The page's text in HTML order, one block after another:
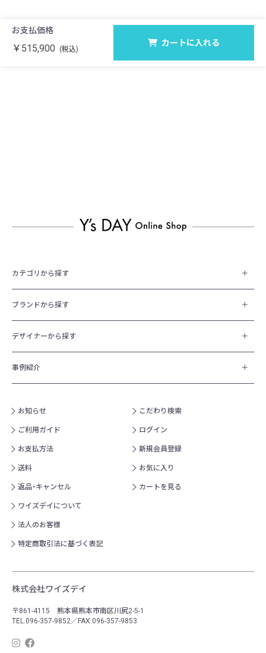
お支払価格
￥515,900 (税込)
カートに入れる
カテゴリから探す
ブランドから探す
デザイナーから探す
事例紹介
お知らせ
ご利用ガイド
お支払方法
送料
返品・キャンセル
ワイズデイについて
法人のお客様
特定商取引法に基づく表記
こだわり検索
ログイン
新規会員登録
お気に入り
カートを見る
株式会社ワイズデイ
〒861-4115 熊本県熊本市南区川尻2-5-1
TEL.096-357-9852／FAX.096-357-9853